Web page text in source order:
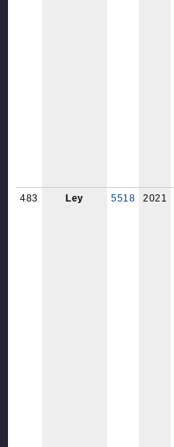
483 Ley 5518 2021